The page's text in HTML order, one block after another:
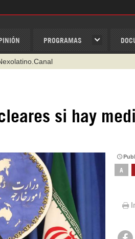
PROGRAMAS
si hay
A